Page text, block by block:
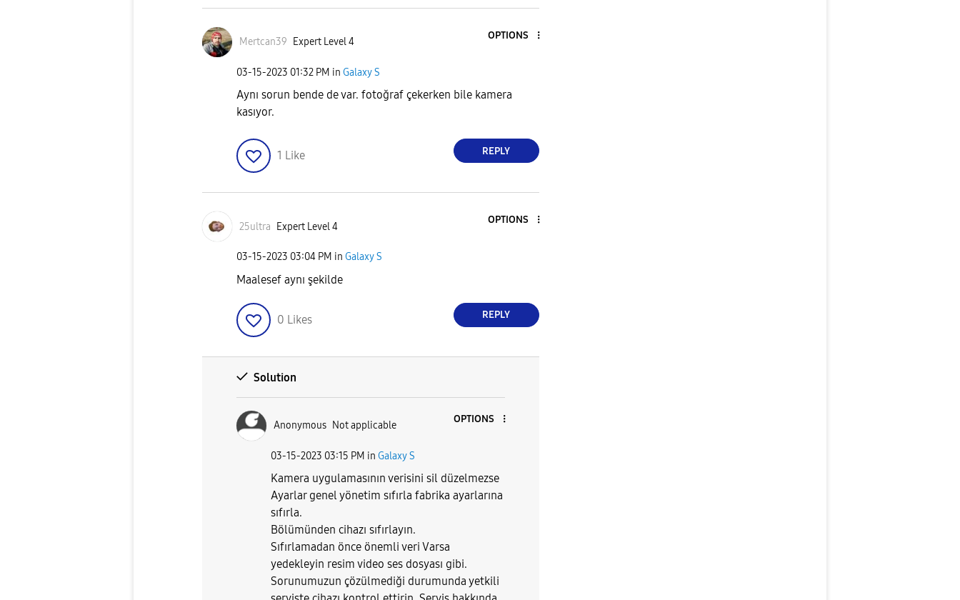
Mertcan39 Expert Level 4
OPTIONS
‎03-15-2023 01:32 PM in Galaxy S
Aynı sorun bende de var. fotoğraf çekerken bile kamera
kasıyor.
1 Like REPLY
25ultra Expert Level 4
OPTIONS
‎03-15-2023 03:04 PM in Galaxy S
Maalesef aynı şekilde
0 Likes REPLY
Solution
Anonymous Not applicable
OPTIONS
‎03-15-2023 03:15 PM in Galaxy S
Kamera uygulamasının verisini sil düzelmezse
Ayarlar genel yönetim sıfırla fabrika ayarlarına
sıfırla.
Bölümünden cihazı sıfırlayın.
Sıfırlamadan önce önemli veri Varsa
yedekleyin resim video ses dosyası gibi.
Sorunumuzun çözülmediği durumunda yetkili